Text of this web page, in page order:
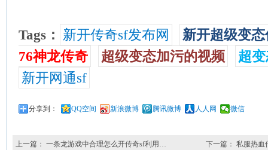
Tags： 新开传奇sf发布网
新开超级变
76神龙传奇
超级变态加污的视频
超
新开网通sf
分享到： QQ空间 新浪微博 腾讯微博 人人网 微信
上一篇： 一条龙游戏中合理怎么开传奇sf利用… 下一篇： 私服热血